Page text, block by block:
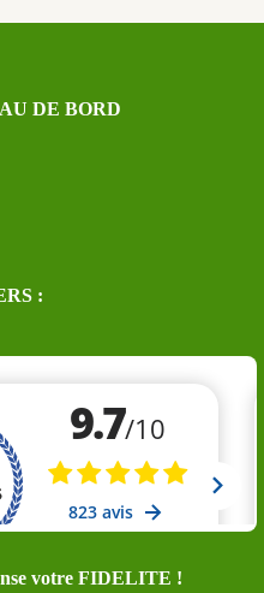
DE BORD
:
votre FIDELITE !